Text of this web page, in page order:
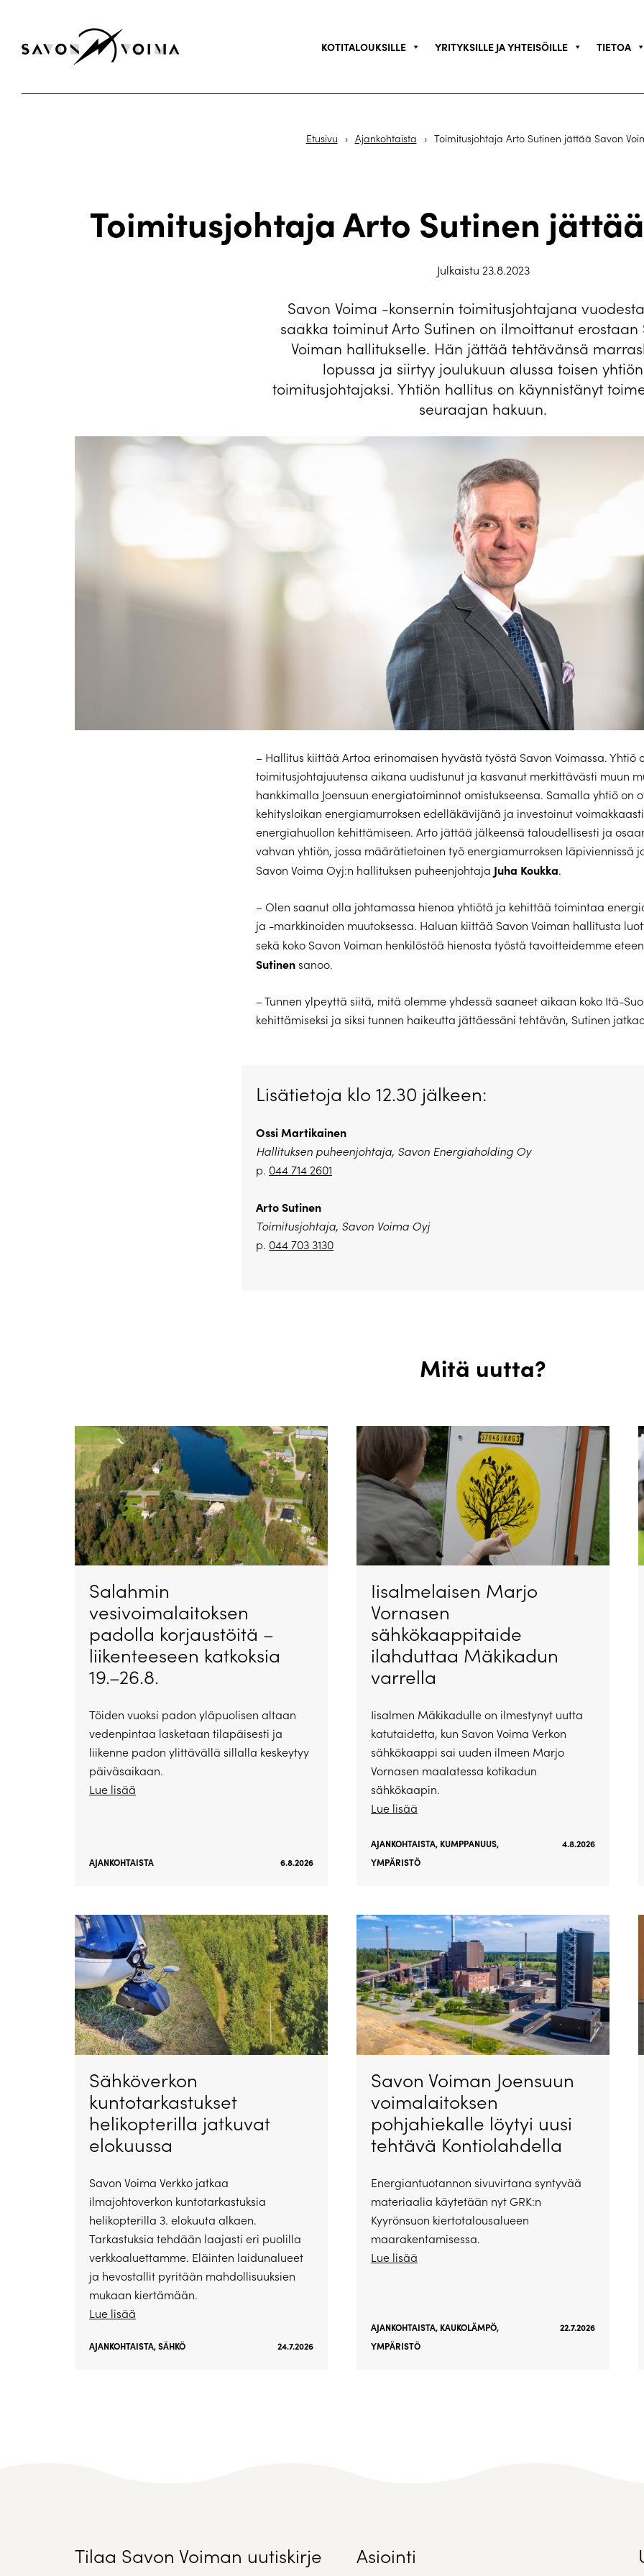
KOTITALOUKSILLE YRITYKSILLE JA YHTEISÖILLE TIETOA
Etusivu › Ajankohtaista › Toimitusjohtaja Arto Sutinen jättää Savon
Toimitusjohtaja Arto Sutinen
Julkaistu 23.8.2023
Savon Voima -konsernin toimitusjohtajana
saakka toiminut Arto Sutinen on ilmoittanut erostaan
Voiman hallitukselle. Hän jättää tehtävänsä
lopussa ja siirtyy joulukuun alussa toisen yhtiön
toimitusjohtajaksi. Yhtiön hallitus on käynnistänyt
seuraajan hakuun.
– Hallitus kiittää Artoa erinomaisen hyvästä työstä Savon Voimassa. Yhtiö
toimitusjohtajuutensa aikana uudistunut ja kasvanut merkittävästi muun
hankkimalla Joensuun energiatoiminnot omistukseensa. Samalla yhtiö on
kehitysloikan energiamurroksen edelläkävijänä ja investoinut
energiahuollon kehittämiseen. Arto jättää jälkeensä taloudellisesti ja
vahvan yhtiön, jossa määrätietoinen työ energiamurroksen läpiviennissä
Savon Voima Oyj:n hallituksen puheenjohtaja Juha Koukka.
– Olen saanut olla johtamassa hienoa yhtiötä ja kehittää toimintaa
ja -markkinoiden muutoksessa. Haluan kiittää Savon Voiman hallitusta
sekä koko Savon Voiman henkilöstöä hienosta työstä tavoitteidemme
Sutinensanoo.
– Tunnen ylpeyttä siitä, mitä olemme yhdessä saaneet aikaan koko Itä-
kehittämiseksi ja siksi tunnen haikeutta jättäessäni tehtävän, Sutinen
Lisätietoja klo 12.30 jälkeen:
Ossi Martikainen
Hallituksen puheenjohtaja, Savon Energiaholding Oy
p. 044 714 2601
Arto Sutinen
Toimitusjohtaja, Savon Voima Oyj
p. 044 703 3130
Mitä uutta?
Salahmin
vesivoimalaitoksen
padolla korjaustöitä –
liikenteeseen katkoksia
19.–26.8.
Töiden vuoksi padon yläpuolisen altaan
vedenpintaa lasketaan tilapäisesti ja
liikenne padon ylittävällä sillalla keskeytyy
päiväsaikaan.
Lue lisää
AJANKOHTAISTA 6.8.2026
Iisalmelaisen Marjo
Vornasen
sähkökaappitaide
ilahduttaa Mäkikadun
varrella
Iisalmen Mäkikadulle on ilmestynyt uutta
katutaidetta, kun Savon Voima Verkon
sähkökaappi sai uuden ilmeen Marjo
Vornasen maalatessa kotikadun
sähkökaapin.
Lue lisää
AJANKOHTAISTA, KUMPPANUUS,
YMPÄRISTÖ
4.8.2026
Sähköverkon
kuntotarkastukset
helikopterilla jatkuvat
elokuussa
Savon Voima Verkko jatkaa
ilmajohtoverkon kuntotarkastuksia
helikopterilla 3. elokuuta alkaen.
Tarkastuksia tehdään laajasti eri puolilla
verkkoaluettamme. Eläinten laidunalueet
ja hevostallit pyritään mahdollisuuksien
mukaan kiertämään.
Lue lisää
AJANKOHTAISTA,SÄHKÖ 24.7.2026
Savon Voiman Joensuun
voimalaitoksen
pohjahiekalle löytyi uusi
tehtävä Kontiolahdella
Energiantuotannon sivuvirtana syntyvää
materiaalia käytetään nyt GRK:n
Kyyrönsuon kiertotalousalueen
maarakentamisessa.
Lue lisää
AJANKOHTAISTA, KAUKOLÄMPÖ,
YMPÄRISTÖ
22.7.2026
Tilaa Savon Voiman uutiskirje Asiointi